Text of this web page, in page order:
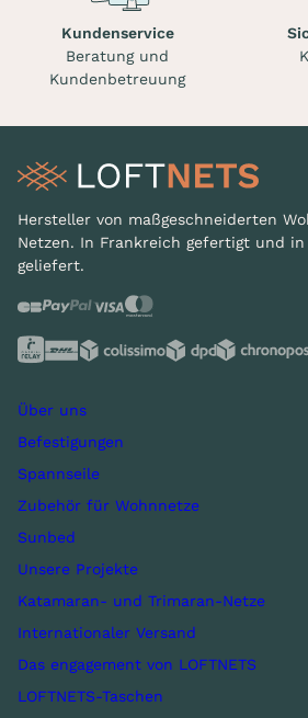
Kundenservice
Beratung und
Kundenbetreuung
Hersteller von maßgeschneiderten
Netzen. In Frankreich gefertigt und in
geliefert.
Über uns
Befestigungen
Spannseile
Zubehör für Wohnnetze
Sunbed
Unsere Projekte
Katamaran- und Trimaran-Netze
Internationaler Versand
Das engagement von LOFTNETS
LOFTNETS-Taschen